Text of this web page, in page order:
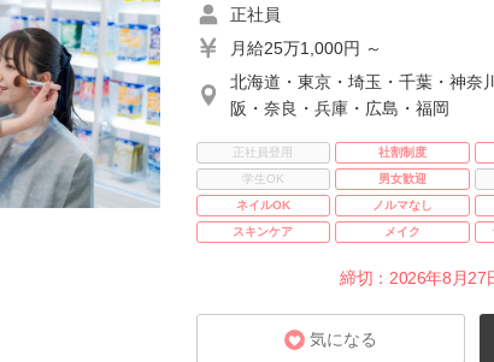
正社員
月給25万1,000円 ～
北海道・東京・埼玉・千葉・神奈
阪・奈良・兵庫・広島・福岡
正社員登用 社割制度
学生OK
男女歓迎
ネイルOK
ノルマなし
スキンケア
メイク
締切：2026年8月27
気になる